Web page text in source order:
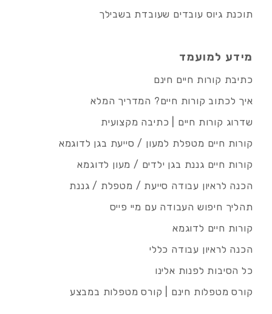
תוכנת גיוס עובדים שעובדת בשבילך
מידע למועמד
כתיבת קורות חיים חינם
איך לכתוב קורות חיים? המדריך המלא
שדרוג קורות חיים | כתיבה מקצועית
קורות חיים מטפלת למעון / סייעת בגן לדוגמא
קורות חיים גננת בגן ילדים / מעון לדוגמא
הכנה לראיון עבודה סייעת / מטפלת / גננת
תהליך חיפוש העבודה עם מיי פייס
קורות חיים לדוגמא
הכנה לראיון עבודה כללי
כל הסיבות לפנות אלינו
קורס מטפלות חינם | קורס מטפלות במבצע